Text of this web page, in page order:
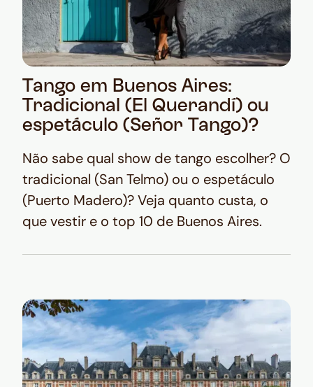
Tango em Buenos Aires:
Tradicional (El Querandí) ou
espetáculo (Señor Tango)?
Não sabe qual show de tango escolher? O
tradicional (San Telmo) ou o espetáculo
(Puerto Madero)? Veja quanto custa, o
que vestir e o top 10 de Buenos Aires.